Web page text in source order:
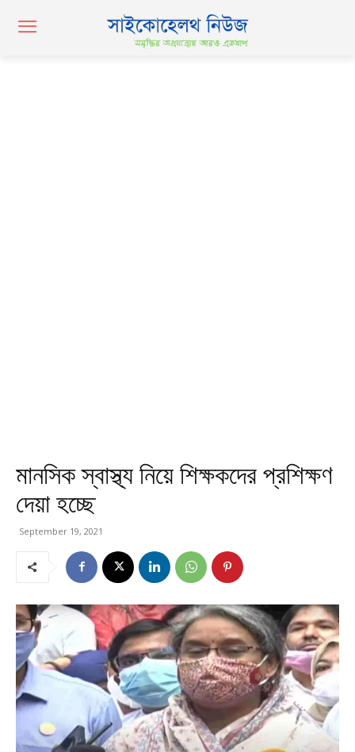
মানসিক স্বাস্থ্য নিয়ে শিক্ষকদের প্রশিক্ষণ
দেয়া হচ্ছে
September 19, 2021